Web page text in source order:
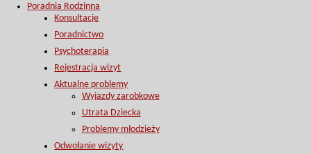
Poradnia Rodzinna
Konsultacje
Poradnictwo
Psychoterapia
Rejestracja wizyt
Aktualne problemy
Wyjazdy zarobkowe
Utrata Dziecka
Problemy młodzieży
Odwołanie wizyty